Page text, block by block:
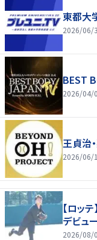
東都大
2026/06/
BEST
2026/04/
王貞治
2026/06/
【ロッ
デビュ
2026/08/